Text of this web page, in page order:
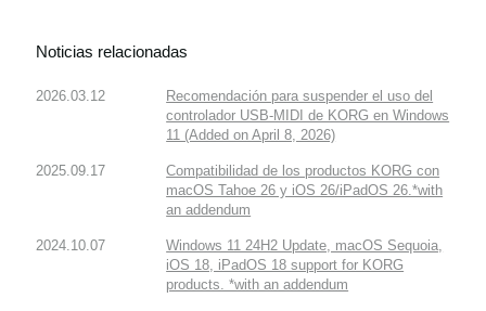
Noticias relacionadas
2026.03.12
Recomendación para suspender el uso del
controlador USB-MIDI de KORG en Windows
11 (Added on April 8, 2026)
2025.09.17
Compatibilidad de los productos KORG con
macOS Tahoe 26 y iOS 26/iPadOS 26.*with
an addendum
2024.10.07
Windows 11 24H2 Update, macOS Sequoia,
iOS 18, iPadOS 18 support for KORG
products. *with an addendum